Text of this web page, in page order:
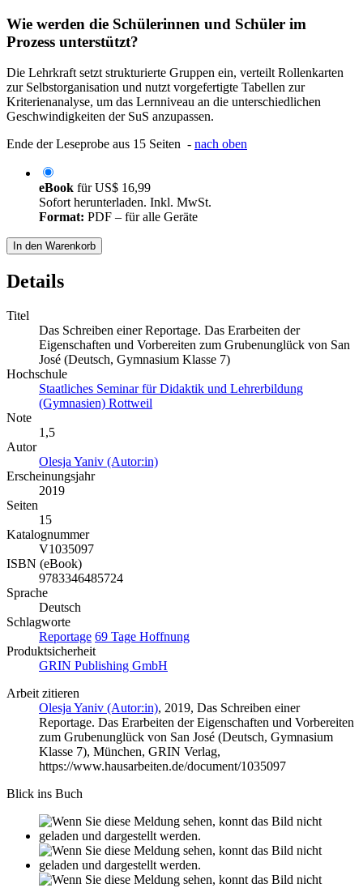
Wie werden die Schülerinnen und Schüler im
Prozess unterstützt?
Die Lehrkraft setzt strukturierte Gruppen ein, verteilt Rollenkarten
zur Selbstorganisation und nutzt vorgefertigte Tabellen zur
Kriterienanalyse, um das Lernniveau an die unterschiedlichen
Geschwindigkeiten der SuS anzupassen.
Ende der Leseprobe aus 15 Seiten - nach oben
eBook fürUS$ 16,99
Sofort herunterladen. Inkl. MwSt.
Format: PDF – für alle Geräte
In den Warenkorb
Details
Titel
Das Schreiben einer Reportage. Das Erarbeiten der
Eigenschaften und Vorbereiten zum Grubenunglück von San
José (Deutsch, Gymnasium Klasse 7)
Hochschule
Staatliches Seminar für Didaktik und Lehrerbildung
(Gymnasien) Rottweil
Note
1,5
Autor
Olesja Yaniv (Autor:in)
Erscheinungsjahr
2019
Seiten
15
Katalognummer
V1035097
ISBN (eBook)
9783346485724
Sprache
Deutsch
Schlagworte
Reportage 69 Tage Hoffnung
Produktsicherheit
GRIN Publishing GmbH
Arbeit zitieren
Olesja Yaniv (Autor:in), 2019, Das Schreiben einer
Reportage. Das Erarbeiten der Eigenschaften und Vorbereiten
zum Grubenunglück von San José (Deutsch, Gymnasium
Klasse 7), München, GRIN Verlag,
https://www.hausarbeiten.de/document/1035097
Blick ins Buch